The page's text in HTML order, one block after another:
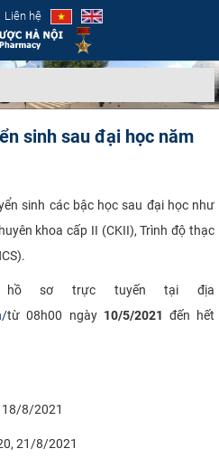
Liên hệ
sinh sau đại học năm
sinh các bậc học sau đại học như
khoa cấp II (CKII), Trình độ thạc
sơ trực tuyến tại địa
từ 08h00 ngày 10/5/2021 đến hết
18/8/2021
21/8/2021